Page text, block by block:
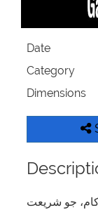
Date
Category
Dimensions
جو شریعت